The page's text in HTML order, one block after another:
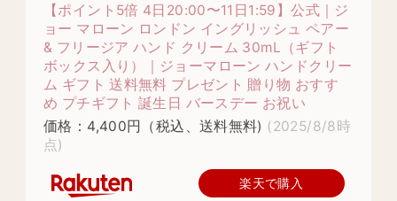
【ポイント5倍 4日20:00〜11日1:59】公式｜ジ
ョー マローン ロンドン イングリッシュ ペアー
& フリージア ハンド クリーム 30mL（ギフト
ボックス入り）｜ジョーマローン ハンドクリー
ム ギフト 送料無料 プレゼント 贈り物 おすす
め プチギフト 誕生日 バースデー お祝い
価格：4,400円（税込、送料無料) (2025/8/8時
点)
楽天で購入